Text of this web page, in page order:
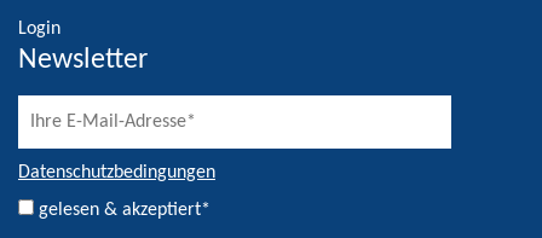
Login
Newsletter
Datenschutzbedingungen
gelesen & akzeptiert*